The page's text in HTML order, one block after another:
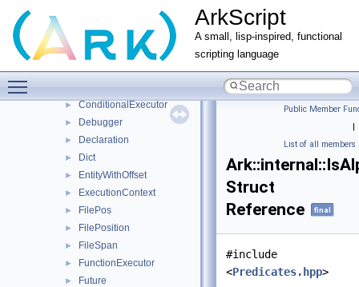
ArkScript
A small, lisp-inspired, functional
scripting language
► CharPred
► Closure
► ClosureScope
► ConditionalExecutor
► Debugger
► Declaration
► Dict
► EntityWithOffset
► ExecutionContext
► FilePos
► FilePosition
► FileSpan
► FunctionExecutor
► Future
Public Member
|
List of all members
Struct
Reference
final
#include
<Predicates.hpp>